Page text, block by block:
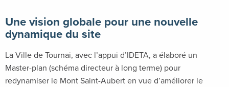
Une vision globale pour une nouvelle
dynamique du site
La Ville de Tournai, avec l’appui d’IDETA, a élaboré un
Master-plan (schéma directeur à long terme) pour
redynamiser le Mont Saint-Aubert en vue d’améliorer le